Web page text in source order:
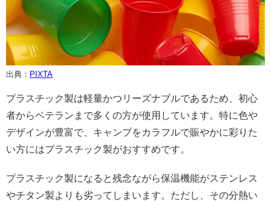
出典： PIXTA
プラスチック製は軽量かつリーズナブルであるため、初心
者からベテランまで多くの方が使用しています。特に色や
デザインが豊富で、キャンプをカラフルで賑やかに彩りた
い方にはプラスチック製がおすすめです。
プラスチック製になると残念ながら保温機能がステンレス
やチタン製よりも劣ってしまいます。ただし、その分熱い